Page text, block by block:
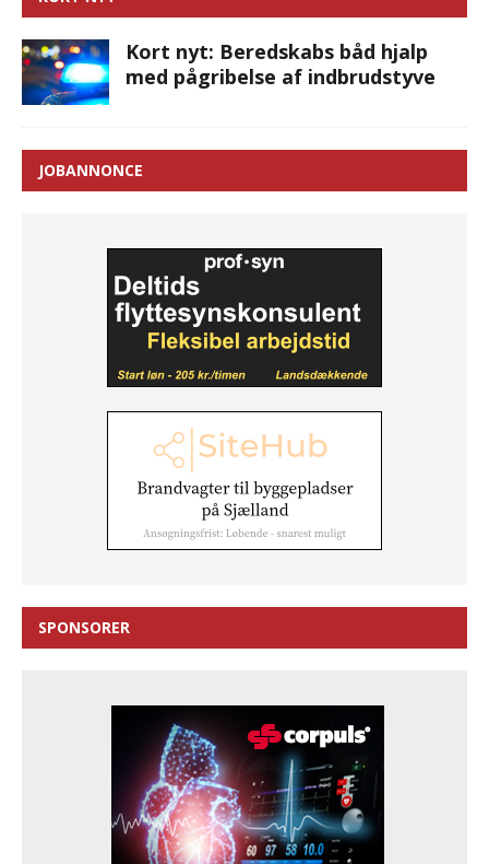
Kort nyt: Beredskabs båd hjalp
med pågribelse af indbrudstyve
JOBANNONCE
SPONSORER